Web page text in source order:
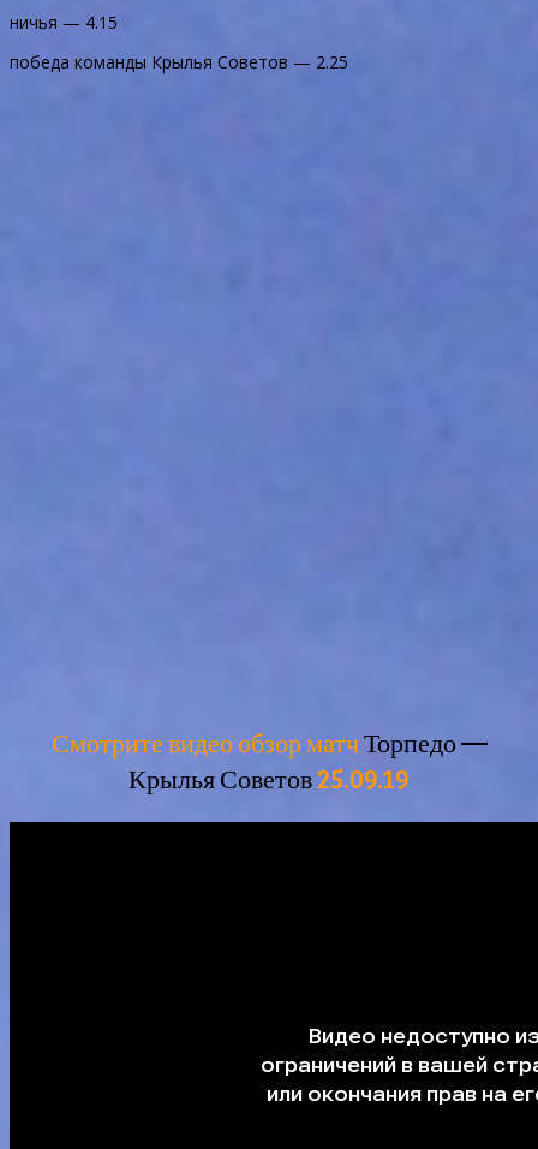
ничья — 4.15
победа команды Крылья Советов — 2.25
Смотрите видео обзор матчТорпедо —
Крылья Советов25.09.19